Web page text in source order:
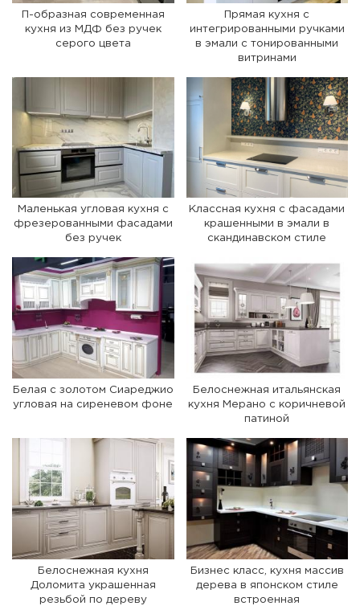
П-образная современная
кухня из МДФ без ручек
серого цвета
Прямая кухня с
интегрированными ручками
в эмали с тонированными
витринами
Маленькая угловая кухня с
фрезерованными фасадами
без ручек
Классная кухня с фасадами
крашенными в эмали в
скандинавском стиле
Белая с золотом Сиареджио
угловая на сиреневом фоне
Белоснежная итальянская
кухня Мерано с коричневой
патиной
Белоснежная кухня
Доломита украшенная
резьбой по дереву
Бизнес класс, кухня массив
дерева в японском стиле
встроенная